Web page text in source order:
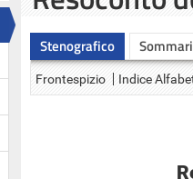
Stenografico
Frontespizio Indice